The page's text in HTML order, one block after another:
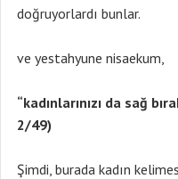
doğruyorlardı bunlar.
ve yestahyune nisaekum,
“kadınlarınızı da sağ
2/49)
Şimdi, burada kadın